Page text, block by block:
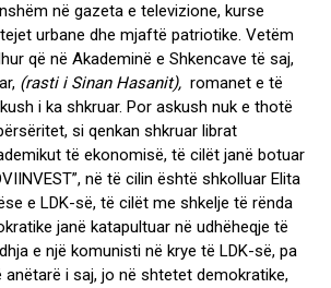
në gazeta e televizione, kurse
urbane dhe mjaftë patriotike. Vetëm
që në Akademinë e Shkencave të saj,
(rasti i Sinan Hasanit), romanet e të
i ka shkruar. Por askush nuk e thotë
si qenkan shkruar librat
të ekonomisë, të cilët janë botuar
në të cilin është shkolluar Elita
e LDK-së, të cilët me shkelje të rënda
janë katapultuar në udhëheqje të
e një komunisti në krye të LDK-së, pa
anëtarë i saj, jo në shtetet demokratike,